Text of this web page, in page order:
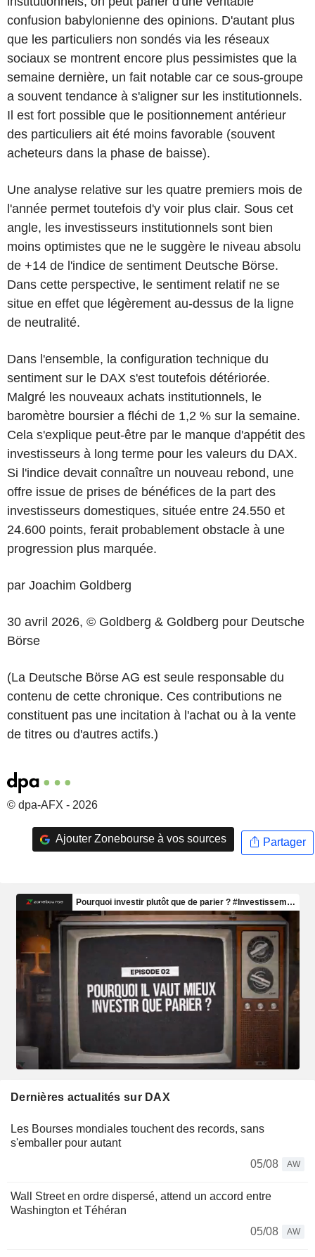
confusion babylonienne des opinions. D'autant plus
que les particuliers non sondés via les réseaux
sociaux se montrent encore plus pessimistes que la
semaine dernière, un fait notable car ce sous-groupe
a souvent tendance à s'aligner sur les institutionnels.
Il est fort possible que le positionnement antérieur
des particuliers ait été moins favorable (souvent
acheteurs dans la phase de baisse).
Une analyse relative sur les quatre premiers mois de
l'année permet toutefois d'y voir plus clair. Sous cet
angle, les investisseurs institutionnels sont bien
moins optimistes que ne le suggère le niveau absolu
de +14 de l'indice de sentiment Deutsche Börse.
Dans cette perspective, le sentiment relatif ne se
situe en effet que légèrement au-dessus de la ligne
de neutralité.
Dans l'ensemble, la configuration technique du
sentiment sur le DAX s'est toutefois détériorée.
Malgré les nouveaux achats institutionnels, le
baromètre boursier a fléchi de 1,2 % sur la semaine.
Cela s'explique peut-être par le manque d'appétit des
investisseurs à long terme pour les valeurs du DAX.
Si l'indice devait connaître un nouveau rebond, une
offre issue de prises de bénéfices de la part des
investisseurs domestiques, située entre 24.550 et
24.600 points, ferait probablement obstacle à une
progression plus marquée.
par Joachim Goldberg
30 avril 2026, © Goldberg & Goldberg pour Deutsche
Börse
(La Deutsche Börse AG est seule responsable du
contenu de cette chronique. Ces contributions ne
constituent pas une incitation à l'achat ou à la vente
de titres ou d'autres actifs.)
© dpa-AFX - 2026
Ajouter Zonebourse à vos sources Partager
Dernières actualités sur DAX
Les Bourses mondiales touchent des records, sans
s'emballer pour autant
05/08
AW
Wall Street en ordre dispersé, attend un accord entre
Washington et Téhéran
05/08
AW